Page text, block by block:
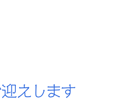
えします